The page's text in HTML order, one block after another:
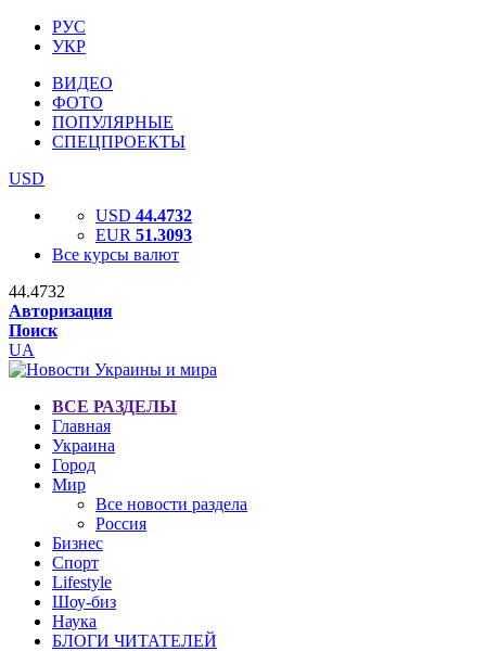
РУС
УКР
ВИДЕО
ФОТО
ПОПУЛЯРНЫЕ
СПЕЦПРОЕКТЫ
USD
USD 44.4732
EUR 51.3093
Все курсы валют
44.4732
Авторизация
Поиск
UA
ВСЕ РАЗДЕЛЫ
Главная
Украина
Город
Мир
Все новости раздела
Россия
Бизнес
Спорт
Lifestyle
Шоу-биз
Наука
БЛОГИ ЧИТАТЕЛЕЙ